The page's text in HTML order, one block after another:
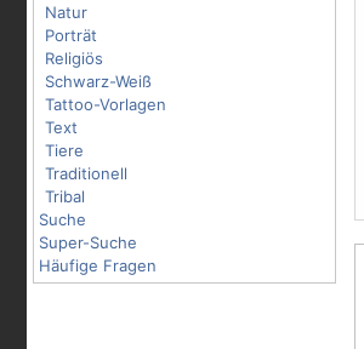
Natur
Porträt
Religiös
Schwarz-Weiß
Tattoo-Vorlagen
Text
Tiere
Traditionell
Tribal
Suche
Super-Suche
Häufige Fragen